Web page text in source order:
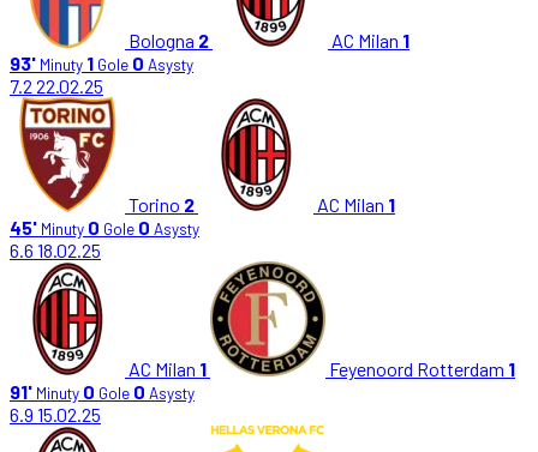
Bologna 2 AC Milan 1
93' Minuty 1 Gole 0 Asysty
7.2 22.02.25
Torino 2 AC Milan 1
45' Minuty 0 Gole 0 Asysty
6.6 18.02.25
AC Milan 1 Feyenoord Rotterdam 1
91' Minuty 0 Gole 0 Asysty
6.9 15.02.25